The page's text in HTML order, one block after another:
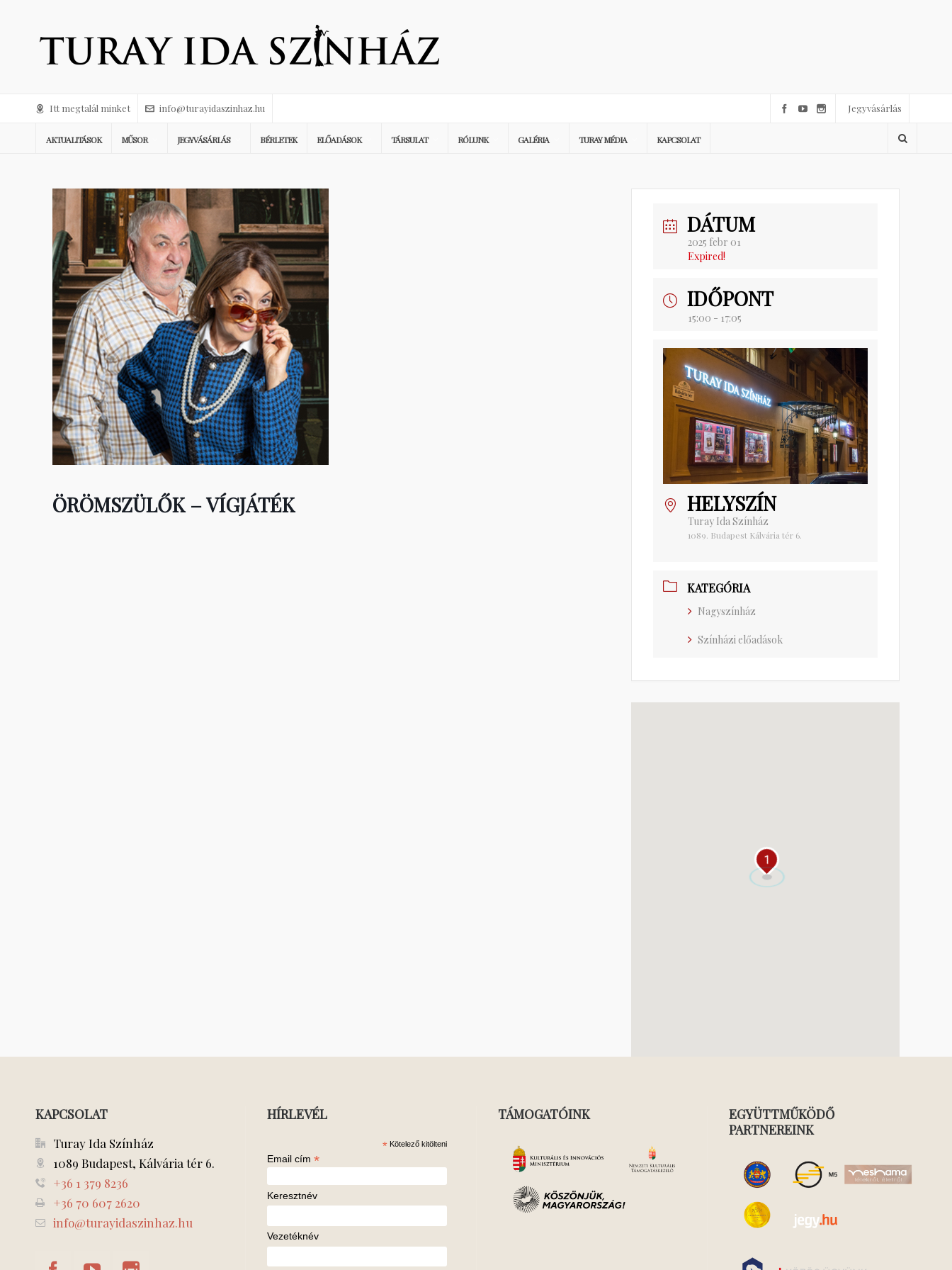
Itt megtalál minket info@turayidaszinhaz.hu Jegyvásárlás
AKTUALITÁSOK MŰSOR JEGYVÁSÁRLÁS BÉRLETEK ELŐADÁSOK TÁRSULAT RÓLUNK GALÉRIA TURAY MÉDIA KAPCSOLAT
ÖRÖMSZÜLŐK – VÍGJÁTÉK
DÁTUM
2025 febr 01
Expired!
IDŐPONT
15:00 - 17:05
HELYSZÍN
Turay Ida Színház
1089. Budapest Kálvária tér 6.
KATEGÓRIA
Nagyszínház
Színházi előadások
1
KAPCSOLAT
Turay Ida Színház
1089 Budapest, Kálvária tér 6.
+36 1 379 8236
+36 70 607 2620
info@turayidaszinhaz.hu
HÍRLEVÉL
* Kötelező kitölteni
Email cím *
Keresztnév
Vezetéknév
TÁMOGATÓINK
EGYÜTTMŰKÖDŐ
PARTNEREINK